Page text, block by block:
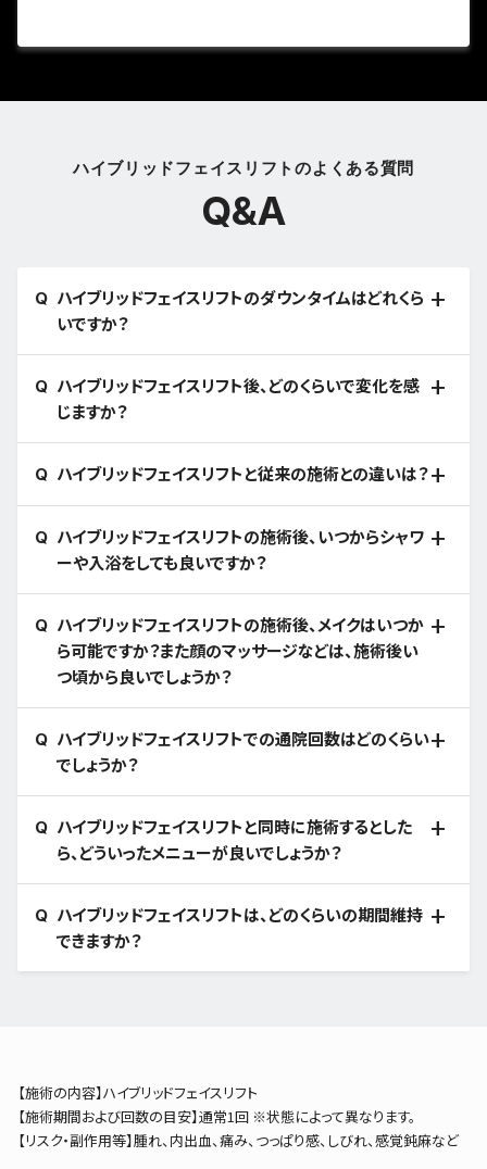
ハイブリッドフェイスリフトのよくある質問
Q&A
ハイブリッドフェイスリフトのダウンタイムはどれくら
いですか？
ハイブリッドフェイスリフト後、どのくらいで変化を感
じますか？
ハイブリッドフェイスリフトと従来の施術との違いは？
ハイブリッドフェイスリフトの施術後、いつからシャワ
ーや入浴をしても良いですか？
ハイブリッドフェイスリフトの施術後、メイクはいつか
ら可能ですか？また顔のマッサージなどは、施術後い
つ頃から良いでしょうか？
ハイブリッドフェイスリフトでの通院回数はどのくらい
でしょうか？
ハイブリッドフェイスリフトと同時に施術するとした
ら、どういったメニューが良いでしょうか？
ハイブリッドフェイスリフトは、どのくらいの期間維持
できますか？
【施術の内容】ハイブリッドフェイスリフト
【施術期間および回数の目安】通常1回 ※状態によって異なります。
【リスク・副作用等】腫れ、内出血、痛み、つっぱり感、しびれ、感覚鈍麻など